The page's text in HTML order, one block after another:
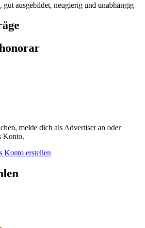
ausgebildet, neugierig und unabhängig
melde dich als Advertiser an oder
Konto.
Konto erstellen